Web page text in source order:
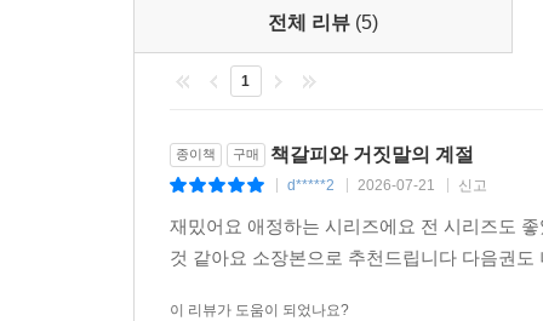
전체 리뷰 (5)
1
종이책 구매 책갈피와 거짓말의 계절
d*****2 2026-07-21 신고
재밌어요 애정하는 시리즈에요 전 시리즈도
것 같아요 소장본으로 추천드립니다 다음권
이 리뷰가 도움이 되었나요?